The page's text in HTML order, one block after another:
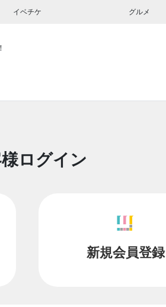
イベチケ グルメ
ログイン
新規会員登録